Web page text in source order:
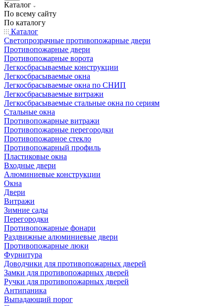
Каталог
По всему сайту
По каталогу
Каталог
Светопрозрачные противопожарные двери
Противопожарные двери
Противопожарные ворота
Легкосбрасываемые конструкции
Легкосбрасываемые окна
Легкосбрасываемые окна по СНИП
Легкосбрасываемые витражи
Легкосбрасываемые стальные окна по сериям
Стальные окна
Противопожарные витражи
Противопожарные перегородки
Противопожарное стекло
Противопожарный профиль
Пластиковые окна
Входные двери
Алюминиевые конструкции
Окна
Двери
Витражи
Зимние сады
Перегородки
Противопожарные фонари
Раздвижные алюминиевые двери
Противопожарные люки
Фурнитура
Доводчики для противопожарных дверей
Замки для противопожарных дверей
Ручки для противопожарных дверей
Антипаника
Выпадающий порог